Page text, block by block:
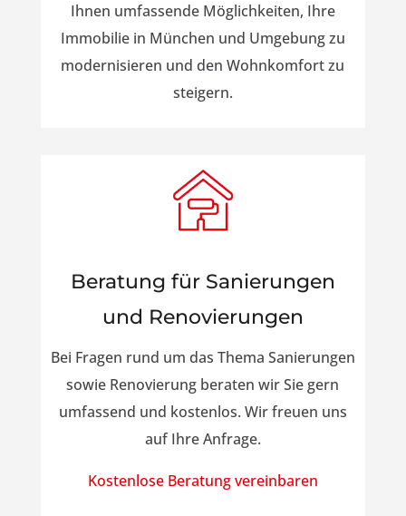
Ihnen umfassende Möglichkeiten, Ihre
Immobilie in München und Umgebung zu
modernisieren und den Wohnkomfort zu
steigern.
Beratung für Sanierungen
und Renovierungen
Bei Fragen rund um das Thema Sanierungen
sowie Renovierung beraten wir Sie gern
umfassend und kostenlos. Wir freuen uns
auf Ihre Anfrage.
Kostenlose Beratung vereinbaren